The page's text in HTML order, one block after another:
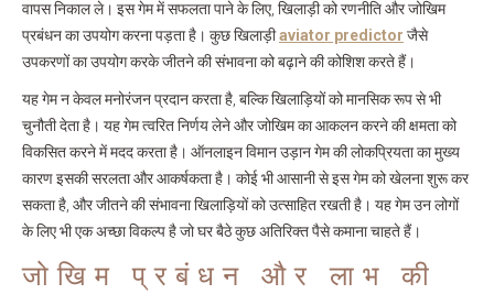
वापस निकाल ले। इस गेम में सफलता पाने के लिए, खिलाड़ी को रणनीति और जोखिम
प्रबंधन का उपयोग करना पड़ता है। कुछ खिलाड़ीaviator predictor जैसे
उपकरणों का उपयोग करके जीतने की संभावना को बढ़ाने की कोशिश करते हैं।
यह गेम न केवल मनोरंजन प्रदान करता है, बल्कि खिलाड़ियों को मानसिक रूप से भी
चुनौती देता है। यह गेम त्वरित निर्णय लेने और जोखिम का आकलन करने की क्षमता को
विकसित करने में मदद करता है। ऑनलाइन विमान उड़ान गेम की लोकप्रियता का मुख्य
कारण इसकी सरलता और आकर्षकता है। कोई भी आसानी से इस गेम को खेलना शुरू कर
सकता है, और जीतने की संभावना खिलाड़ियों को उत्साहित रखती है। यह गेम उन लोगों
के लिए भी एक अच्छा विकल्प है जो घर बैठे कुछ अतिरिक्त पैसे कमाना चाहते हैं।
जोखिम प्रबंधन और लाभ की